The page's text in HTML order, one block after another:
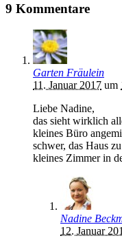
9 Kommentare
Garten Fräulein
11. Januar 2017 um
Liebe Nadine,
das sieht wirklich
kleines Büro
schwer, das Haus
kleines Zimmer in
Nadine
12. Januar